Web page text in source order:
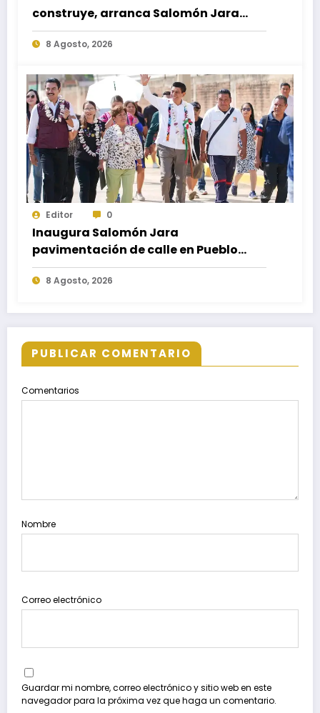
construye, arranca Salomón Jara
obra del paso a desnivel en la
carretera federal 190 kilómetro 184 +
8 Agosto, 2026
Editor 0
Inaugura Salomón Jara
pavimentación de calle en Pueblo
Nuevo; fortalece movilidad y
conectividad
8 Agosto, 2026
PUBLICAR COMENTARIO
Comentarios
Nombre
Correo electrónico
Guardar mi nombre, correo electrónico y sitio web en este
navegador para la próxima vez que haga un comentario.